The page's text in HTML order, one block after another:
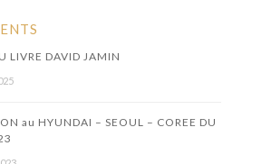
LIVRE DAVID JAMIN
au HYUNDAI – SEOUL – COREE DU